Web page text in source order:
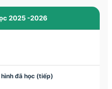
2025 -2026
đã học (tiếp)